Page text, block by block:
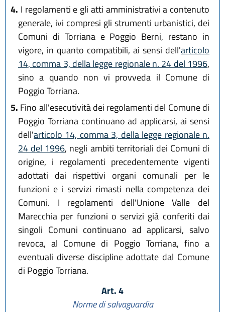
4. I regolamenti e gli atti amministrativi a contenuto
generale, ivi compresi gli strumenti urbanistici, dei
Comuni di Torriana e Poggio Berni, restano in
vigore, in quanto compatibili, ai sensi dell'articolo
14, comma 3, della legge regionale n. 24 del 1996,
sino a quando non vi provveda il Comune di
Poggio Torriana.
5. Fino all'esecutività dei regolamenti del Comune di
Poggio Torriana continuano ad applicarsi, ai sensi
dell'articolo 14, comma 3, della legge regionale n.
24 del 1996, negli ambiti territoriali dei Comuni di
origine, i regolamenti precedentemente vigenti
adottati dai rispettivi organi comunali per le
funzioni e i servizi rimasti nella competenza dei
Comuni. I regolamenti dell'Unione Valle del
Marecchia per funzioni o servizi già conferiti dai
singoli Comuni continuano ad applicarsi, salvo
revoca, al Comune di Poggio Torriana, fino a
eventuali diverse discipline adottate dal Comune
di Poggio Torriana.
Art. 4
Norme di salvaguardia